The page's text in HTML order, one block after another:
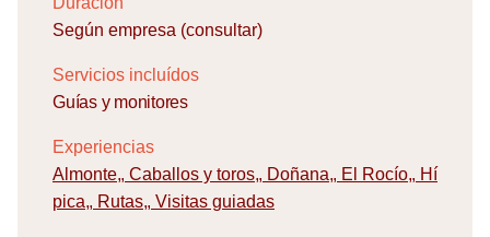
Según empresa (consultar)
Servicios incluídos
Guías y monitores
Experiencias
Almonte, Caballos y toros, Doñana, El Rocío, Hí
pica, Rutas, Visitas guiadas